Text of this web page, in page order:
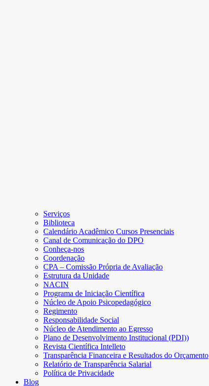
Serviços
Biblioteca
Calendário Acadêmico Cursos Presenciais
Canal de Comunicação do DPO
Conheça-nos
Coordenação
CPA – Comissão Própria de Avaliação
Estrutura da Unidade
NACIN
Programa de Iniciação Científica
Núcleo de Apoio Psicopedagógico
Regimento
Responsabilidade Social
Núcleo de Atendimento ao Egresso
Plano de Desenvolvimento Institucional (PDI))
Revista Científica Intelleto
Transparência Financeira e Resultados do Orçamento
Relatório de Transparência Salarial
Política de Privacidade
Blog